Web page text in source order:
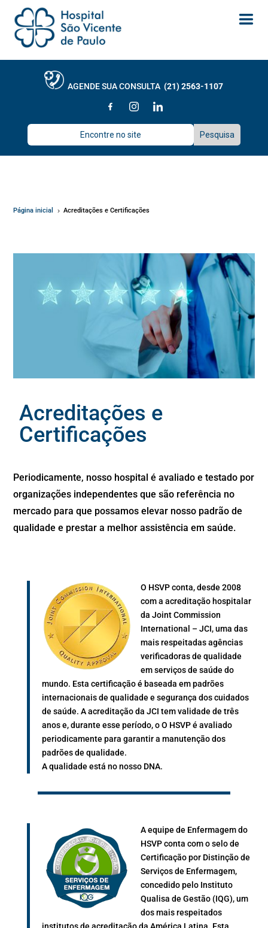
AGENDE SUA CONSULTA(21) 2563-1107
Página inicial 5 Acreditações e Certificações
Acreditações e
Certificações
Periodicamente, nosso hospital é avaliado e testado por
organizações independentes que são referência no
mercado para que possamos elevar nosso padrão de
qualidade e prestar a melhor assistência em saúde.
O HSVP conta, desde 2008
com a acreditação hospitalar
da Joint Commission
International – JCI, uma das
mais respeitadas agências
verificadoras de qualidade
em serviços de saúde do
mundo. Esta certificação é baseada em padrões
internacionais de qualidade e segurança dos cuidados
de saúde. A acreditação da JCI tem validade de três
anos e, durante esse período, oO HSVP é avaliado
periodicamente para garantir a manutenção dos
padrões de qualidade.
A qualidade está no nosso DNA.
A equipe de Enfermagem do
HSVP conta com o selo de
Certificação por Distinção de
Serviços de Enfermagem,
concedido pelo Instituto
Qualisa de Gestão (IQG), um
dos mais respeitados